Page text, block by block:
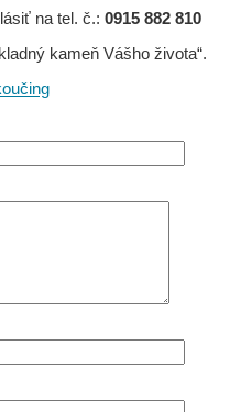
na tel. č.: 0915 882 810
kameň Vášho života“.